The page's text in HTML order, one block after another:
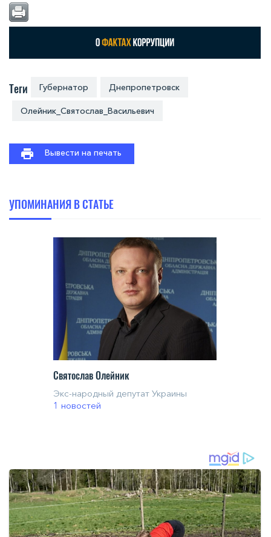
Теги Губернатор Днепропетровск
Олейник_Святослав_Васильевич
Вывести на печать
УПОМИНАНИЯ В СТАТЬЕ
Святослав Олейник
Экс-народный депутат Украины
1 новостей